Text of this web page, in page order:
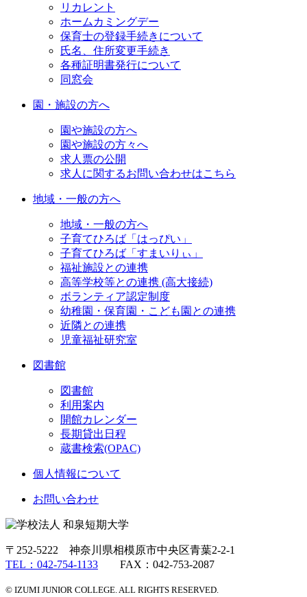
リカレント
ホームカミングデー
保育士の登録手続きについて
氏名、住所変更手続き
各種証明書発行について
同窓会
園・施設の方へ
園や施設の方へ
園や施設の方々へ
求人票の公開
求人に関するお問い合わせはこちら
地域・一般の方へ
地域・一般の方へ
子育てひろば「はっぴい」
子育てひろば「すまいりぃ」
福祉施設との連携
高等学校等との連携 (高大接続)
ボランティア認定制度
幼稚園・保育園・こども園との連携
近隣との連携
児童福祉研究室
図書館
図書館
利用案内
開館カレンダー
長期貸出日程
蔵書検索(OPAC)
個人情報について
お問い合わせ
〒252-5222 神奈川県相模原市中央区青葉2-2-1
TEL：042-754-1133 FAX：042-753-2087
© IZUMI JUNIOR COLLEGE. ALL RIGHTS RESERVED.